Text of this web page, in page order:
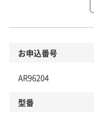
商品
本体
お申込番号
AR96204
型番